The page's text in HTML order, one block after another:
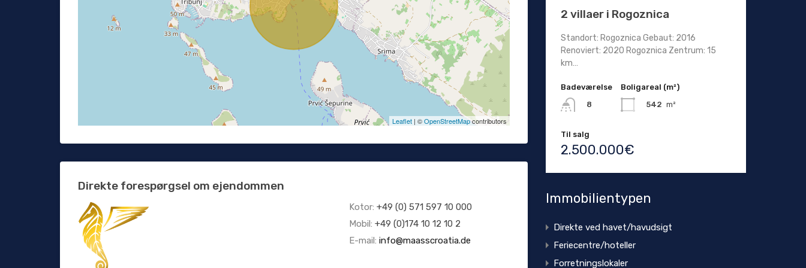
Leaflet| ©OpenStreetMapcontributors
Direkte forespørgsel om ejendommen
Kotor: +49 (0) 571 597 10 000
Mobil: +49 (0)174 10 12 10 2
E-mail: info@maasscroatia.de
2 villaer i Rogoznica
Standort: Rogoznica Gebaut: 2016
Renoviert: 2020 Rogoznica Zentrum: 15
km…
Badeværelse
8
Boligareal (m²)
542 m²
Til salg
2.500.000€
Immobilientypen
Direkte ved havet/havudsigt
Feriecentre/hoteller
Forretningslokaler